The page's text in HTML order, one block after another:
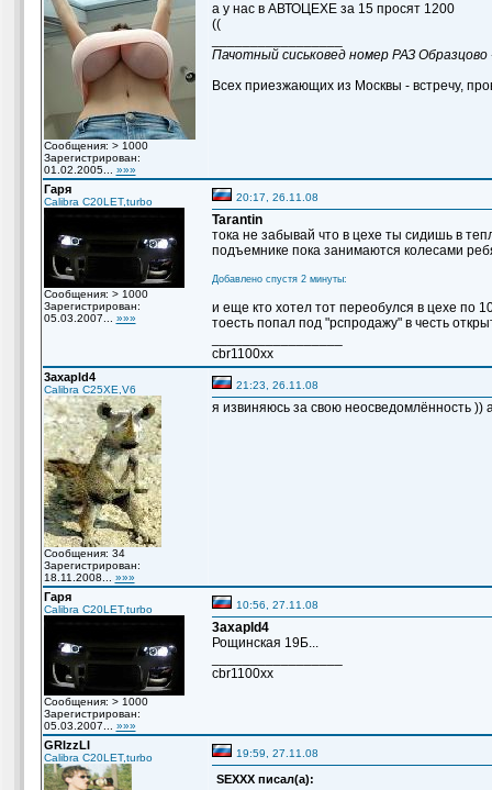
Сообщения: > 1000
Зарегистрирован:
01.02.2005... »»»
а у нас в АВТОЦЕХЕ за 15 просят 1200
((
Пачотный сиськовед номер РАЗ
Всех приезжающих из Москвы - встречу,
Гаря
Calibra C20LET,turbo
Сообщения: > 1000
Зарегистрирован:
05.03.2007... »»»
20:17, 26.11.08
Tarantin
тока не забывай что в цехе ты сидишь в
подъемнике пока занимаются колесами
Добавлено спустя 2 минуты:
и еще кто хотел тот переобулся в цехе по
тоесть попал под "рспродажу" в честь
cbr1100хх
3axapld4
Calibra C25XE,V6
Сообщения: 34
Зарегистрирован:
18.11.2008... »»»
21:23, 26.11.08
я извиняюсь за свою неосведомлённость ))
Гаря
Calibra C20LET,turbo
Сообщения: > 1000
Зарегистрирован:
05.03.2007... »»»
10:56, 27.11.08
3axapld4
Рощинская 19Б...
cbr1100хх
GRIzzLI
Calibra C20LET,turbo 19:59, 27.11.08
SEXXX писал(а):